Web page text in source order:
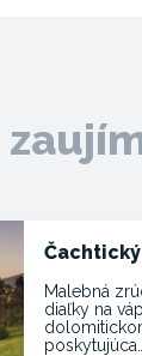
Malebná
diaľky na
poskytujúca…